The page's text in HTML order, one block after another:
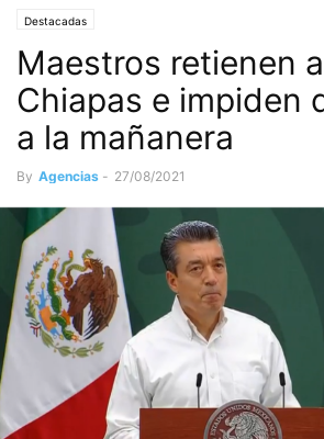
Destacadas
Maestros retienen
Chiapas e impiden
a la mañanera
By Agencias - 27/08/2021